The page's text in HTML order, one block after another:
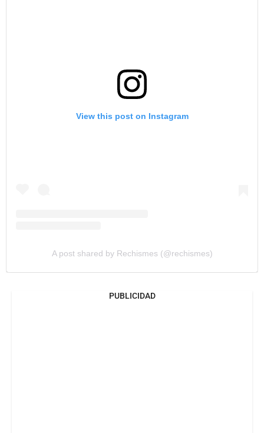
View this post on Instagram
A post shared by Rechismes (@rechismes)
PUBLICIDAD